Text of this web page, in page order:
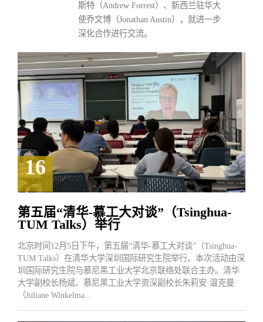
斯特（Andrew Forrest）、新西兰驻华大
使乔文博（Jonathan Austin），就进一步
深化合作进行交流。
16
2024.12
第五届“清华-慕工大对谈”（Tsinghua-
TUM Talks）举行
北京时间12月5日下午，第五届“清华-慕工大对谈”（Tsinghua-
TUM Talks）在清华大学深圳国际研究生院举行。本次活动由深
圳国际研究生院与慕尼黑工业大学北京联络处联合主办。清华
大学副校长杨斌、慕尼黑工业大学资深副校长朱莉安·温克曼
（Juliane Winkelma...